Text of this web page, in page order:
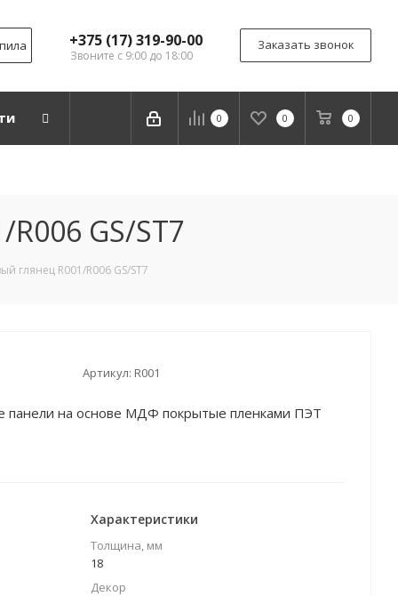
+375 (17) 319-90-00
Звоните с 9:00 до 18:00
Заказать звонок
0 0 0
GS/ST7
глянец R001/R006 GS/ST7
Артикул: R001
панели на основе МДФ покрытые пленками ПЭТ
Характеристики
Толщина, мм
18
Декор